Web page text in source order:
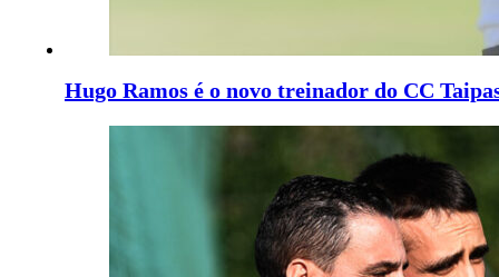
Hugo Ramos é o novo treinador do CC